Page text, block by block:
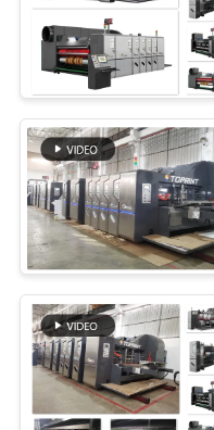
ΜΑΣ
ΕΛΆΤΕ
ΣΕ
ΕΠΑΦΉ
ΜΕ
ΖΗΤΉΣΤΕ
ΈΝΑ
ΑΠΌΣΠΑΣΜΑ
VR
Μηχανή
slotter